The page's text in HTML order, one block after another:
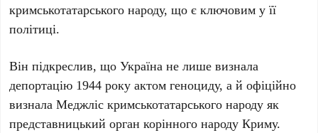
кримськотатарського народу, що є ключовим у її
політиці.
Він підкреслив, що Україна не лише визнала
депортацію 1944 року актом геноциду, а й офіційно
визналаМеджліс кримськотатарського народу як
представницький орган корінного народу Криму.